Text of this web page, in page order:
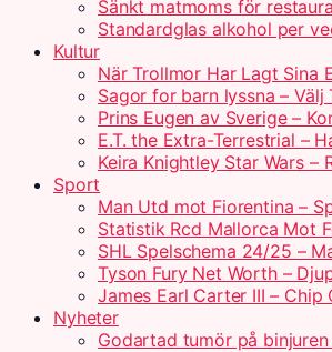
Sänkt matmoms för
Standardglas alkohol per
Kultur
När Trollmor Har Lagt Sina
Sagor for barn lyssna –
Prins Eugen av Sverige –
E.T. the Extra-Terrestrial –
Keira Knightley Star Wars –
Sport
Man Utd mot Fiorentina –
Statistik Rcd Mallorca Mot
SHL Spelschema 24/25 –
Tyson Fury Net Worth –
James Earl Carter III –
Nyheter
Godartad tumör på